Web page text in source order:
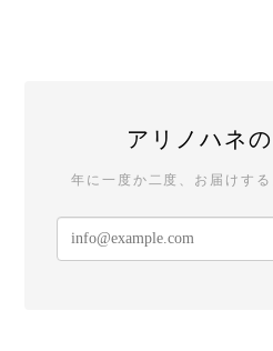
アリノハネ
年に一度か二度、お届けす